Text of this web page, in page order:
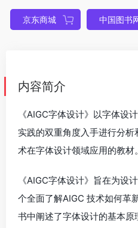
京东商城 中国图书
内容简介
《AIGC字体设计》以字体设
实践的双重角度入手进行分
术在字体设计领域应用的教材。
《AIGC字体设计》旨在为设
个全面了解AIGC 技术如何革
书中阐述了字体设计的基本